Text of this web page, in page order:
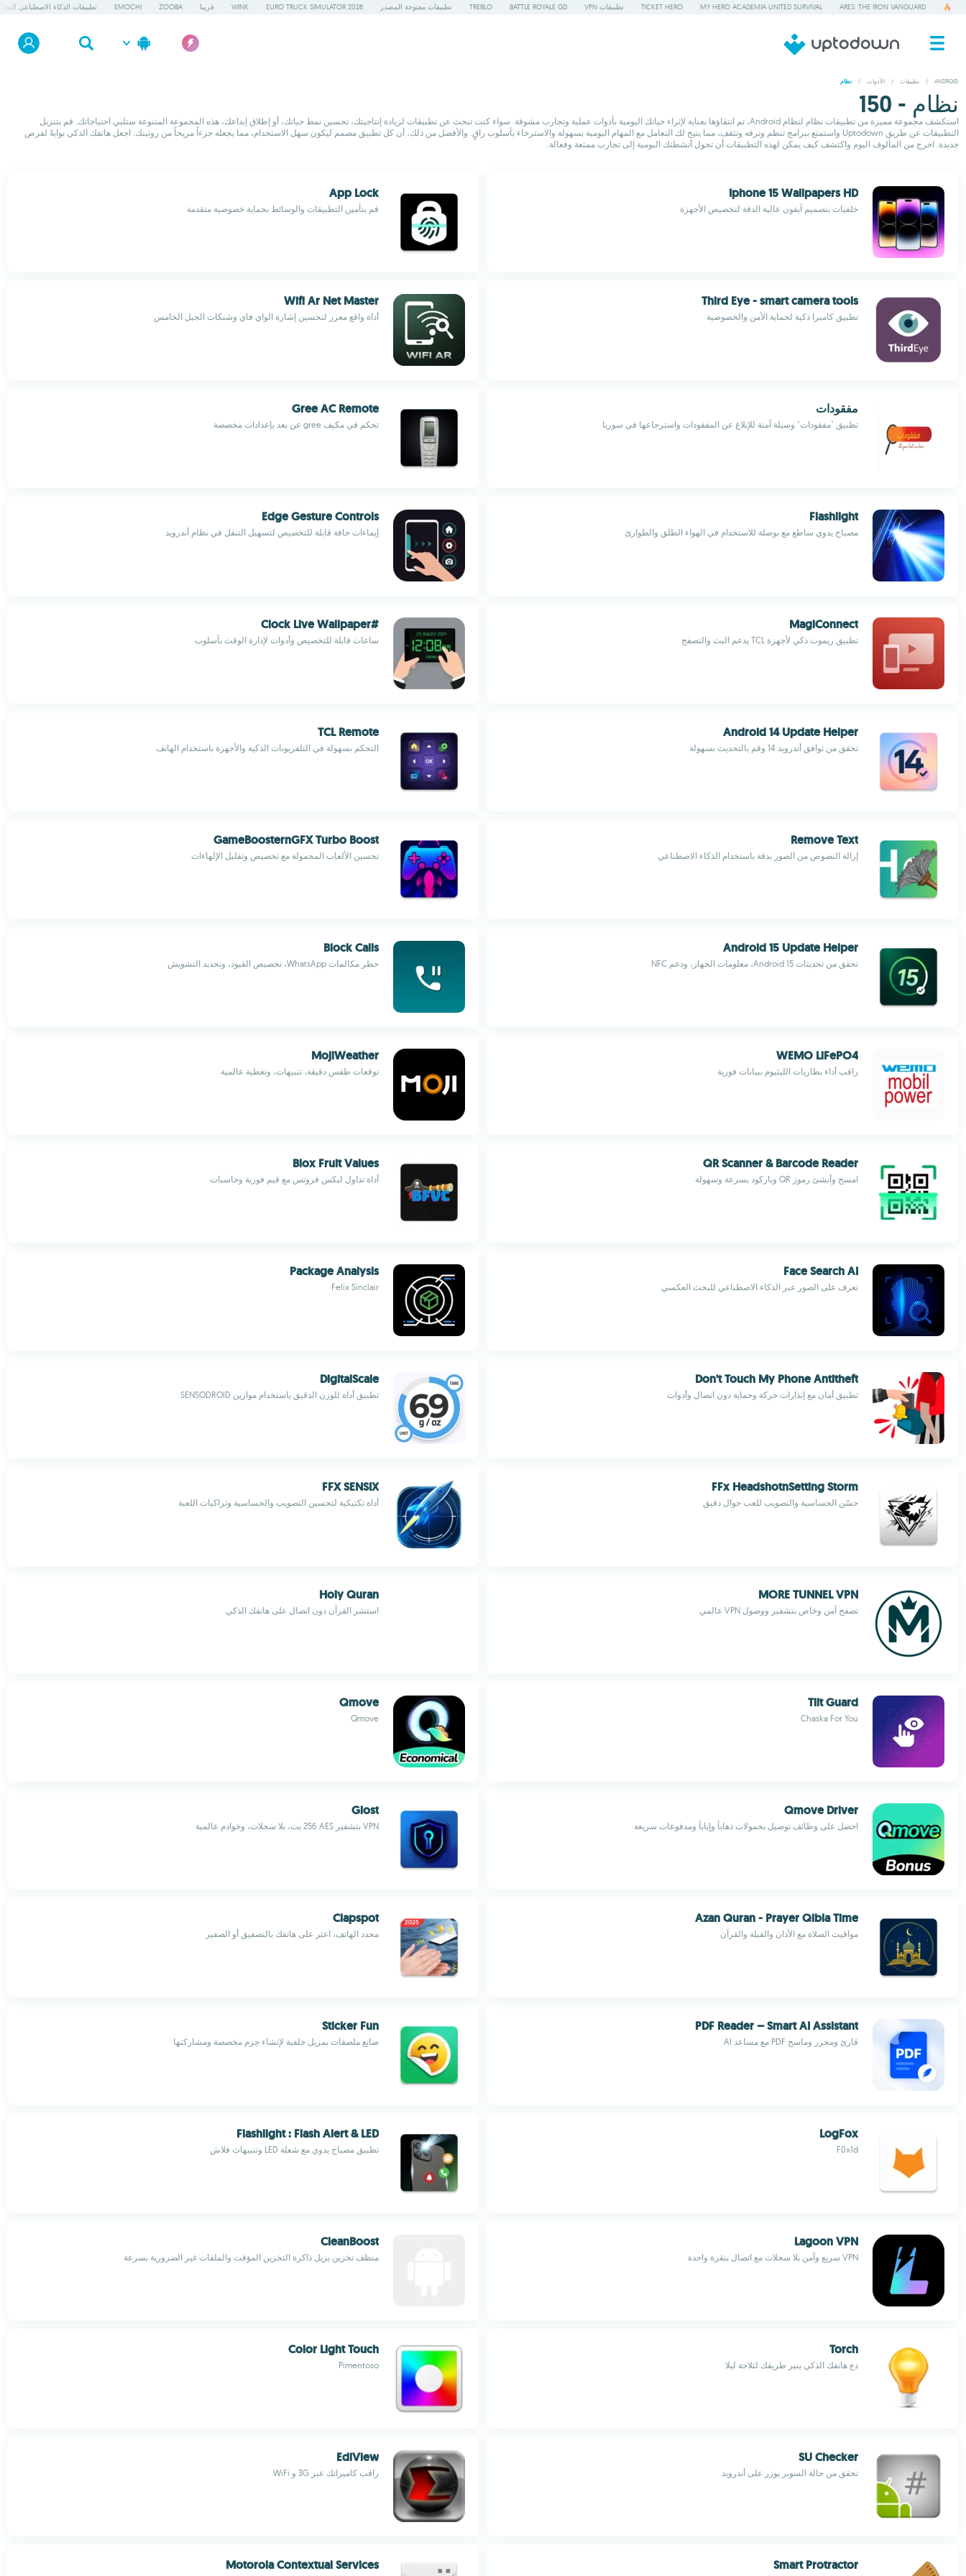
ARES: THE IRON VANGUARD
MY HERO ACADEMIA UNITED SURVIVAL
TICKET HERO تطبيقات VPN BATTLE ROYALE GD
TREBLO تطبيقات مفتوحة المصدر EURO TRUCK SIMULATOR 2026
WINK قريبا ZOOBA
EMOCHI تطبيقات الذكاء الاصطناعي
ANDROID
/ تطبيقات / الأدوات / نظام
نظام - 150
استكشف مجموعة مميزة من تطبيقات نظام لنظام Android، تم انتقاؤها بعناية لإثراء حياتك اليومية بأدوات عملية وتجارب مشوقة. سواء كنت تبحث عن تطبيقات لزيادة إنتاجيتك، تحسين نمط حياتك، أو إطلاق إبداعك، هذه المجموعة المتنوعة ستلبي احتياجاتك. قم بتنزيل
التطبيقات عن طريق Uptodown واستمتع ببرامج تنظم وترفه وتثقف، مما يتيح لك التعامل مع المهام اليومية بسهولة والاسترخاء بأسلوب راقٍ. والأفضل من ذلك، أن كل تطبيق مصمم ليكون سهل الاستخدام، مما يجعله جزءاً مريحاً من روتينك. اجعل هاتفك الذكي بوابةً لفرص
جديدة. اخرج من المألوف اليوم واكتشف كيف يمكن لهذه التطبيقات أن تحول أنشطتك اليومية إلى تجارب ممتعة وفعالة.
Iphone 15 Wallpapers HD
خلفيات بتصميم آيفون عالية الدقة لتخصيص الأجهزة
App Lock
قم بتأمين التطبيقات والوسائط بحماية خصوصية متقدمة
Third Eye - smart camera tools
تطبيق كاميرا ذكية لحماية الأمن والخصوصية
Wifi Ar Net Master
أداة واقع معزز لتحسين إشارة الواي فاي وشبكات الجيل الخامس
مفقودات
تطبيق "مفقودات" وسيلة آمنة للإبلاغ عن المفقودات واسترجاعها في سوريا
Gree AC Remote
تحكم في مكيف gree عن بعد بإعدادات مخصصة
Flashlight
مصباح يدوي ساطع مع بوصلة للاستخدام في الهواء الطلق والطوارئ
Edge Gesture Controls
إيماءات حافة قابلة للتخصيص لتسهيل التنقل في نظام أندرويد
MagiConnect
تطبيق ريموت ذكي لأجهزة TCL يدعم البث والتصفح
#Clock Live Wallpaper
ساعات قابلة للتخصيص وأدوات لإدارة الوقت بأسلوب
Android 14 Update Helper
تحقق من توافق أندرويد 14 وقم بالتحديث بسهولة
TCL Remote
التحكم بسهولة في التلفزيونات الذكية والأجهزة باستخدام الهاتف
Remove Text
إزالة النصوص من الصور بدقة باستخدام الذكاء الاصطناعي
GameBoosternGFX Turbo Boost
تحسين الألعاب المحمولة مع تخصيص وتقليل الإلهاءات
Android 15 Update Helper
تحقق من تحديثات Android 15، معلومات الجهاز، ودعم NFC
Block Calls
حظر مكالمات WhatsApp، تخصيص القيود، وتحديد التشويش
WEMO LiFePO4
راقب أداء بطاريات الليثيوم ببيانات فورية
MojiWeather
توقعات طقس دقيقة، تنبيهات، وتغطية عالمية
QR Scanner & Barcode Reader
امسح وأنشئ رموز QR وباركود بسرعة وسهولة
Blox Fruit Values
أداة تداول لبكس فروتس مع قيم فورية وحاسبات
Face Search AI
تعرف على الصور عبر الذكاء الاصطناعي للبحث العكسي
Package Analysis
Felix Sinclair
Don't Touch My Phone Antitheft
تطبيق أمان مع إنذارات حركة وحماية دون اتصال وأدوات
DigitalScale
تطبيق أداة للوزن الدقيق باستخدام موازين SENSODROID
FFx HeadshotnSetting Storm
حسّن الحساسية والتصويب للعب جوال دقيق
FFX SENSIX
أداة تكتيكية لتحسين التصويب والحساسية وتراكبات اللعبة
MORE TUNNEL VPN
تصفح آمن وخاص بتشفير ووصول VPN عالمي
Holy Quran
استشر القرآن دون اتصال على هاتفك الذكي
Tilt Guard
Chaska For You
Qmove
Qmove
Qmove Driver
احصل على وظائف توصيل بحمولات ذهاباً وإياباً ومدفوعات سريعة
Glost
VPN بتشفير AES ‏256 بت، بلا سجلات، وخوادم عالمية
Azan Quran - Prayer Qibla Time
مواقيت الصلاة مع الأذان والقبلة والقرآن
Clapspot
محدد الهاتف، اعثر على هاتفك بالتصفيق أو الصفير
PDF Reader – Smart AI Assistant
قارئ ومحرر وماسح PDF مع مساعد AI
Sticker Fun
صانع ملصقات بمزيل خلفية لإنشاء حِزم مخصصة ومشاركتها
LogFox
F0x1d
Flashlight : Flash Alert & LED
تطبيق مصباح يدوي مع شعلة LED وتنبيهات فلاش
Lagoon VPN
VPN سريع وآمن بلا سجلات مع اتصال بنقرة واحدة
CleanBoost
منظف تخزين يزيل ذاكرة التخزين المؤقت والملفات غير الضرورية بسرعة
Torch
دع هاتفك الذكي ينير طريقك لثلاجة ليلا
Color Light Touch
Pimentoso
SU Checker
تحقق من حالة السوبر يوزر على أندرويد
EdiView
راقب كاميراتك عبر 3G و WiFi
Smart Protractor
Motorola Contextual Services